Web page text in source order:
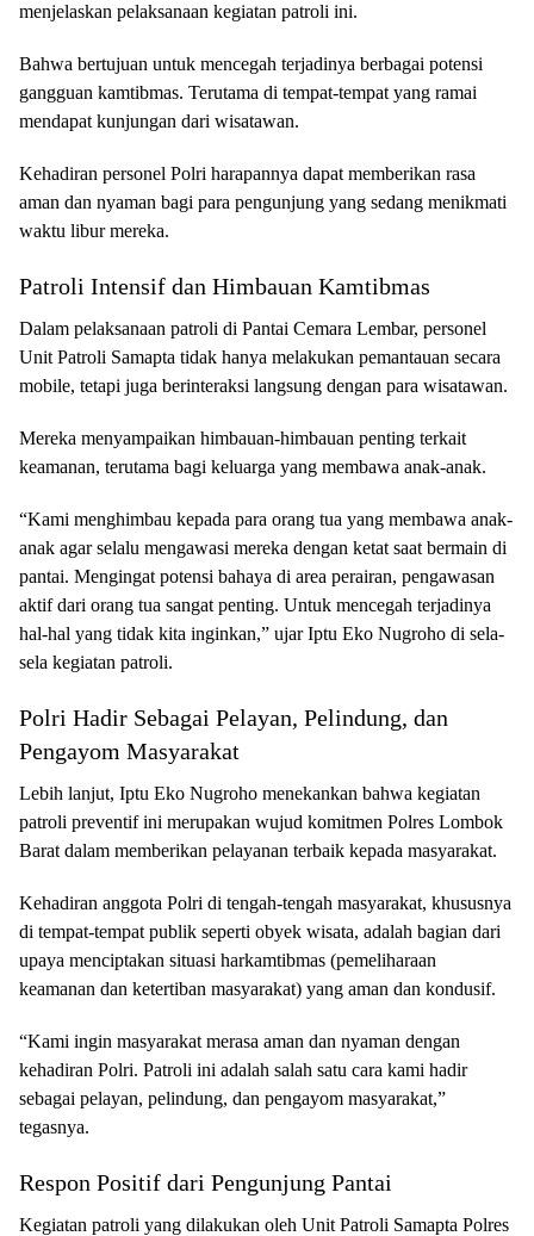
menjelaskan pelaksanaan kegiatan patroli ini.
Bahwa bertujuan untuk mencegah terjadinya berbagai potensi
gangguan kamtibmas. Terutama di tempat-tempat yang ramai
mendapat kunjungan dari wisatawan.
Kehadiran personel Polri harapannya dapat memberikan rasa
aman dan nyaman bagi para pengunjung yang sedang menikmati
waktu libur mereka.
Patroli Intensif dan Himbauan Kamtibmas
Dalam pelaksanaan patroli di Pantai Cemara Lembar, personel
Unit Patroli Samapta tidak hanya melakukan pemantauan secara
mobile, tetapi juga berinteraksi langsung dengan para wisatawan.
Mereka menyampaikan himbauan-himbauan penting terkait
keamanan, terutama bagi keluarga yang membawa anak-anak.
“Kami menghimbau kepada para orang tua yang membawa anak-
anak agar selalu mengawasi mereka dengan ketat saat bermain di
pantai. Mengingat potensi bahaya di area perairan, pengawasan
aktif dari orang tua sangat penting. Untuk mencegah terjadinya
hal-hal yang tidak kita inginkan,” ujar Iptu Eko Nugroho di sela-
sela kegiatan patroli.
Polri Hadir Sebagai Pelayan, Pelindung, dan
Pengayom Masyarakat
Lebih lanjut, Iptu Eko Nugroho menekankan bahwa kegiatan
patroli preventif ini merupakan wujud komitmen Polres Lombok
Barat dalam memberikan pelayanan terbaik kepada masyarakat.
Kehadiran anggota Polri di tengah-tengah masyarakat, khususnya
di tempat-tempat publik seperti obyek wisata, adalah bagian dari
upaya menciptakan situasi harkamtibmas (pemeliharaan
keamanan dan ketertiban masyarakat) yang aman dan kondusif.
“Kami ingin masyarakat merasa aman dan nyaman dengan
kehadiran Polri. Patroli ini adalah salah satu cara kami hadir
sebagai pelayan, pelindung, dan pengayom masyarakat,”
tegasnya.
Respon Positif dari Pengunjung Pantai
Kegiatan patroli yang dilakukan oleh Unit Patroli Samapta Polres